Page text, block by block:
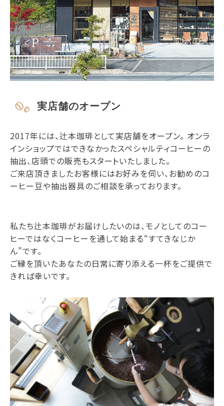
実店舗のオープン
2017年には、辻本珈琲として実店舗をオープン。 オンラ
インショップではできなかったスペシャルティコーヒーの
抽出、店頭での販売もスタートいたしました。
ご来店頂きましたお客様にはお好みを伺い、お勧めのコ
ーヒー豆や抽出器具のご相談を承っております。
私たち辻本珈琲がお届けしたいのは、モノとしてのコー
ヒーではなくコーヒーを通して始まる“すてきなじか
ん”です。
ご縁を頂いたあなたの日常に寄り添える一杯をご提供で
きれば幸いです。